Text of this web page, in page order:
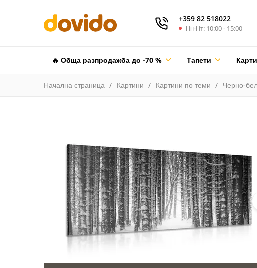
+359 82 518022
Пн-Пт: 10:00 - 15:00
🔥 Обща разпродажба до -70 % Тапети
Начална страница Картини Картини по теми Черно-